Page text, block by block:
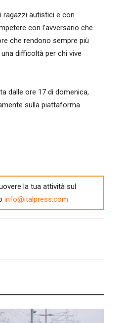
ragazzi autistici e con
con l’avversario che
che rendono sempre più
difficoltà per chi vive
dalle ore 17 di domenica,
sulla piattaforma
la tua attività sul
info@italpress.com